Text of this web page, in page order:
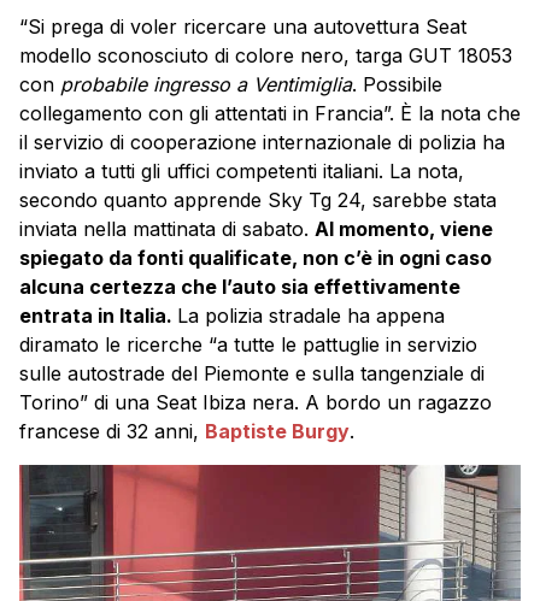
“Si prega di voler ricercare una autovettura Seat
modello sconosciuto di colore nero, targa GUT 18053
con probabile ingresso a Ventimiglia. Possibile
collegamento con gli attentati in Francia”. È la nota che
il servizio di cooperazione internazionale di polizia ha
inviato a tutti gli uffici competenti italiani. La nota,
secondo quanto apprende Sky Tg 24, sarebbe stata
inviata nella mattinata di sabato. Al momento, viene
spiegato da fonti qualificate, non c’è in ogni caso
alcuna certezza che l’auto sia effettivamente
entrata in Italia. La polizia stradale ha appena
diramato le ricerche “a tutte le pattuglie in servizio
sulle autostrade del Piemonte e sulla tangenziale di
Torino” di una Seat Ibiza nera. A bordo un ragazzo
francese di 32 anni, Baptiste Burgy.